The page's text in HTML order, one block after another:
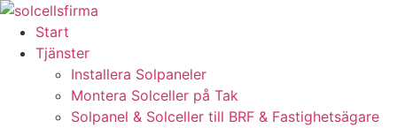
Skip
content
Start
Tjänster
Installera Solpaneler
Montera Solceller på Tak
Solpanel & Solceller till BRF & Fastighetsägare